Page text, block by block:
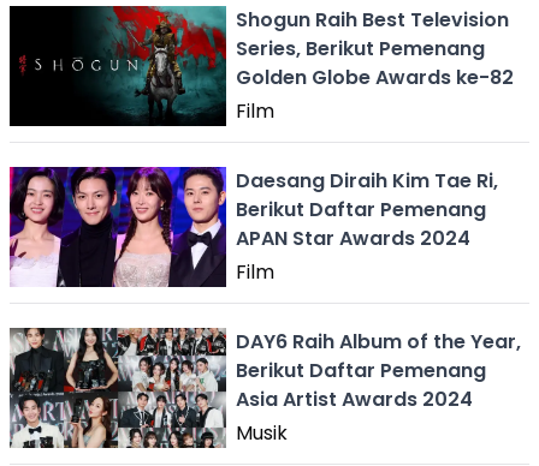
Shogun Raih Best Television
Series, Berikut Pemenang
Golden Globe Awards ke-82
Film
Daesang Diraih Kim Tae Ri,
Berikut Daftar Pemenang
APAN Star Awards 2024
Film
DAY6 Raih Album of the Year,
Berikut Daftar Pemenang
Asia Artist Awards 2024
Musik